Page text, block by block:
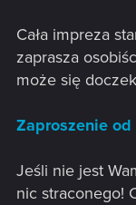
Cała impreza
zaprasza
może się
Zaproszenie od
Jeśli nie jest
nic straconego!